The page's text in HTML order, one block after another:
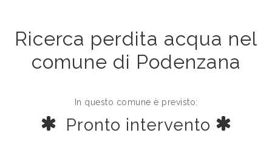
Ricerca perdita acqua nel
comune di Podenzana
In questo comune è previsto:
Pronto intervento